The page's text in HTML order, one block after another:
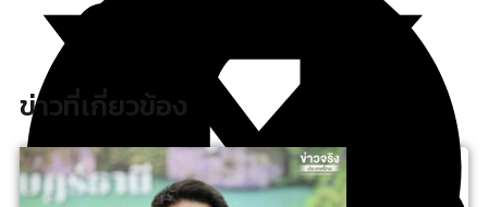
ข่าวที่เกี่ยวข้อง